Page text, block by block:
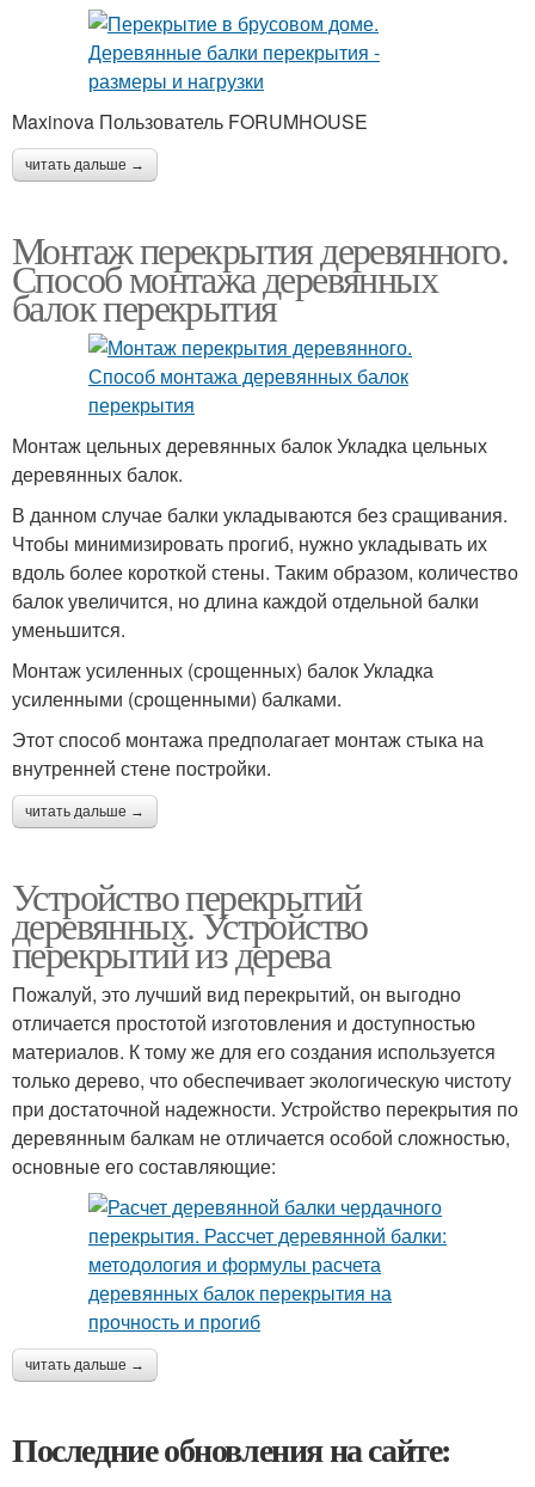
Maxinova Пользователь FORUMHOUSE
читать дальше →
Монтаж перекрытия деревянного.
Способ монтажа деревянных
балок перекрытия
Монтаж цельных деревянных балок Укладка цельных
деревянных балок.
В данном случае балки укладываются без сращивания.
Чтобы минимизировать прогиб, нужно укладывать их
вдоль более короткой стены. Таким образом, количество
балок увеличится, но длина каждой отдельной балки
уменьшится.
Монтаж усиленных (срощенных) балок Укладка
усиленными (срощенными) балками.
Этот способ монтажа предполагает монтаж стыка на
внутренней стене постройки.
читать дальше →
Устройство перекрытий
деревянных. Устройство
перекрытий из дерева
Пожалуй, это лучший вид перекрытий, он выгодно
отличается простотой изготовления и доступностью
материалов. К тому же для его создания используется
только дерево, что обеспечивает экологическую чистоту
при достаточной надежности. Устройство перекрытия по
деревянным балкам не отличается особой сложностью,
основные его составляющие:
читать дальше →
Последние обновления на сайте: